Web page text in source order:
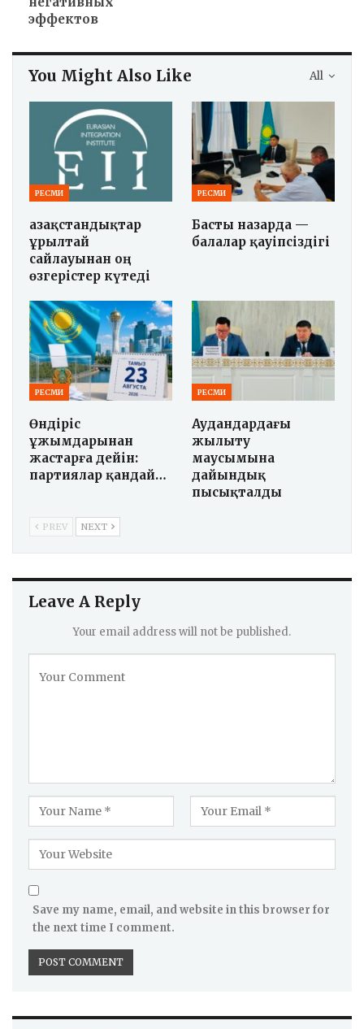
эффектов
All
You Might Also Like
РЕСМИ
Қазақстандықтар
Құрылтай
сайлауынан оң
өзгерістер күтеді
РЕСМИ
Басты назарда —
балалар қауіпсіздігі
РЕСМИ
Өндіріс
ұжымдарынан
жастарға дейін:
партиялар қандай…
РЕСМИ
Аудандардағы
жылыту
маусымына
дайындық
пысықталды
PREV NEXT
Leave A Reply
Your email address will not be published.
Save my name, email, and website in this browser for
the next time I comment.